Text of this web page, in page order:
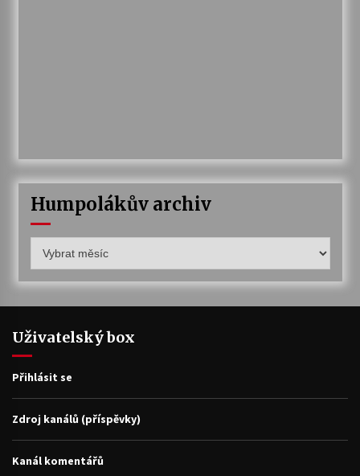
Humpolákův archiv
archiv
Uživatelský box
Přihlásit se
Zdroj kanálů (příspěvky)
Kanál komentářů